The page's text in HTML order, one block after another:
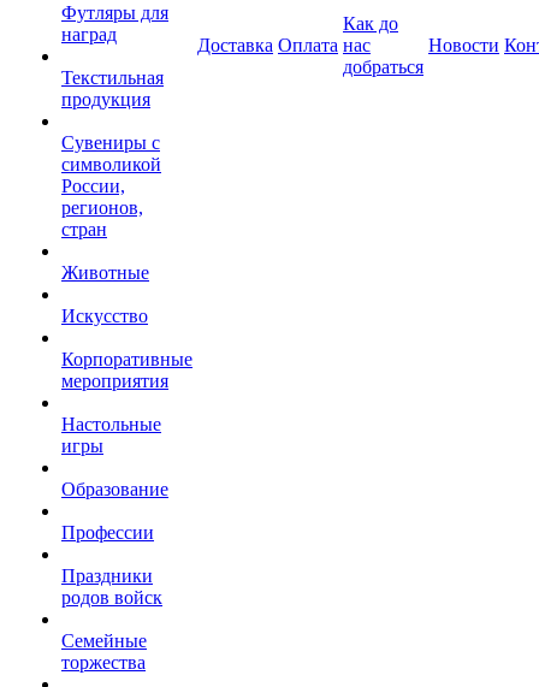
Футляры для
наград
Текстильная
продукция
Сувениры с
символикой
России,
регионов,
стран
Животные
Искусство
Корпоративные
мероприятия
Настольные
игры
Образование
Профессии
Праздники
родов войск
Семейные
торжества
Доставка Оплата
Как до
нас
добраться
Новости